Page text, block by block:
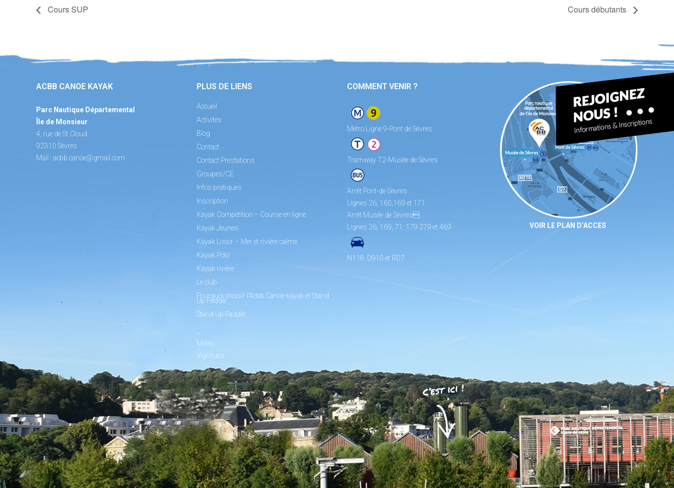
Cours SUP Cours débutants
ACBB CANOE KAYAK
Parc Nautique Départemental
Île de Monsieur
4, rue de St Cloud
92310 Sèvres
Mail : acbb.canoe@gmail.com
PLUS DE LIENS
Accueil
Activités
Blog
Contact
Contact Prestations
Groupes/CE
Infos pratiques
Inscription
Kayak Compétition – Course en ligne
Kayak Jeunes
Kayak Loisir – Mer et rivière calme
Kayak Polo
Kayak rivière
Le club
Pourquoi choisir l’Acbb Canoe-kayak et Stand
Up Paddle
Stand Up Paddle
Météo
Vigicrues
COMMENT VENIR ?
Metro Ligne 9-Pont de Sèvres
Tramway T2-Musée de Sèvres
Arrêt Pont-de-Sèvres
Lignes 26, 160,169 et 171
Arrêt Musée de Sèvres
Lignes 26, 169, 71, 179 279 et 469
N118, D910 et RD7
VOIR LE PLAN D’ACCES